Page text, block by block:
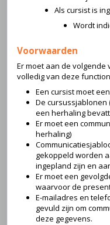
Als cursist is
Wordt
Voorwaarden
Er moet aan de
volledig van deze
Een cursist moet
De cursussjablonen
een herhaling
Er moet een
herhaling)
gekoppeld worden
ingepland zijn en
Er moet een
waarvoor de
E-mailadres en
gevuld zijn om
deze gegevens.